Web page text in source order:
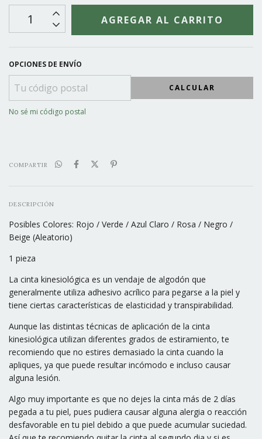
OPCIONES DE ENVÍO
CALCULAR
No sé mi código postal
COMPARTIR
DESCRIPCIÓN
Posibles Colores: Rojo / Verde / Azul Claro / Rosa / Negro /
Beige (Aleatorio)
1 pieza
La cinta kinesiológica es un vendaje de algodón que
generalmente utiliza adhesivo acrílico para pegarse a la piel y
tiene ciertas características de elasticidad y transpirabilidad.
Aunque las distintas técnicas de aplicación de la cinta
kinesiológica utilizan diferentes grados de estiramiento, te
recomiendo que no estires demasiado la cinta cuando la
apliques, ya que puede resultar incómodo e incluso causar
alguna lesión.
Algo muy importante es que no dejes la cinta más de 2 días
pegada a tu piel, pues pudiera causar alguna alergia o reacción
desfavorable en tu piel debido a que puede acumular suciedad.